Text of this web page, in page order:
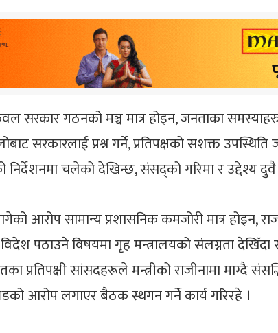
सरकार गठनको मञ्च मात्र होइन, जनताका
सरकारलाई प्रश्न गर्ने, प्रतिपक्षको सशक्त
निर्देशनमा चलेको देखिन्छ, संसद्को गरिमा र उद्देश्य
आरोप सामान्य प्रशासनिक कमजोरी मात्र होइन,
पठाउने विषयमा गृह मन्त्रालयको संलग्नता देखिँदा
प्रतिपक्षी सांसदहरूले मन्त्रीको राजीनामा माग्दै
आरोप लगाएर बैठक स्थगन गर्ने कार्य गरिरहे ।